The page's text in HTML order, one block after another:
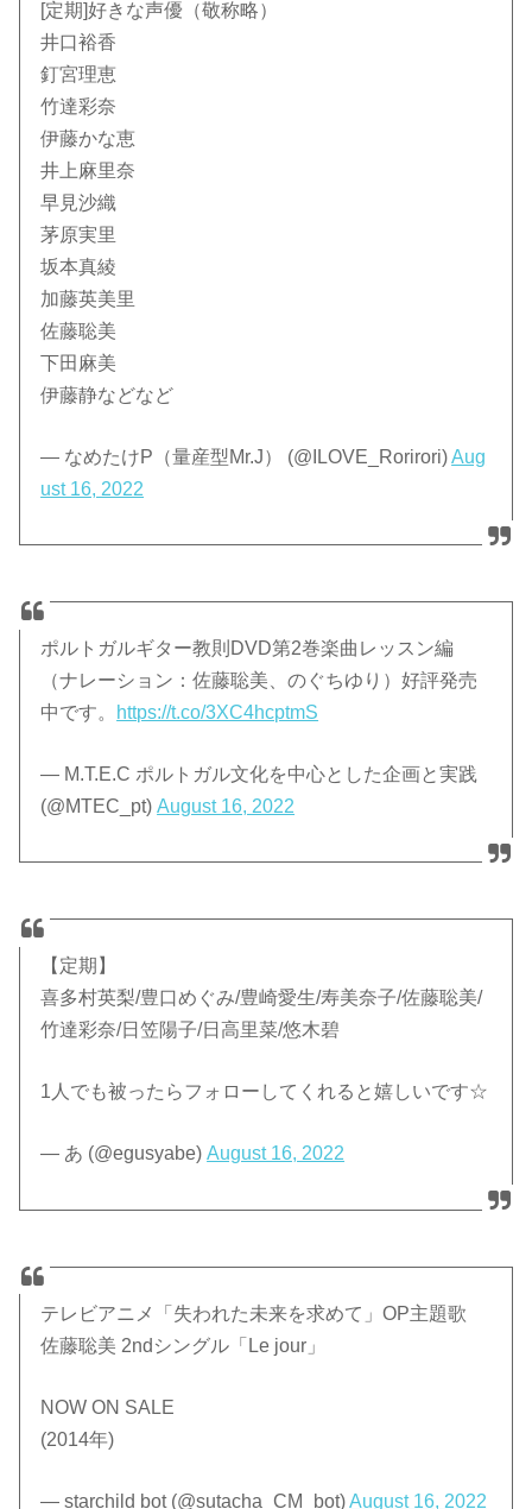
[定期]好きな声優（敬称略）
井口裕香
釘宮理恵
竹達彩奈
伊藤かな恵
井上麻里奈
早見沙織
茅原実里
坂本真綾
加藤英美里
佐藤聡美
下田麻美
伊藤静などなど
— なめたけP（量産型Mr.J） (@ILOVE_Rorirori)Aug
ust 16, 2022
ポルトガルギター教則DVD第2巻楽曲レッスン編
（ナレーション：佐藤聡美、のぐちゆり）好評発売
中です。
https://t.co/3XC4hcptmS
— M.T.E.C ポルトガル文化を中心とした企画と実践
(@MTEC_pt)August 16, 2022
【定期】
喜多村英梨/豊口めぐみ/豊崎愛生/寿美奈子/佐藤聡美/
竹達彩奈/日笠陽子/日高里菜/悠木碧
1人でも被ったらフォローしてくれると嬉しいです☆
— あ (@egusyabe)August 16, 2022
テレビアニメ「失われた未来を求めて」OP主題歌
佐藤聡美 2ndシングル「Le jour」
NOW ON SALE
(2014年)
— starchild bot (@sutacha_CM_bot)August 16, 2022